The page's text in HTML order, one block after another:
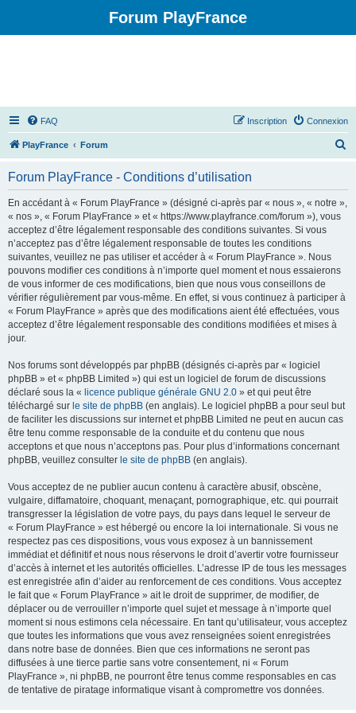
Forum PlayFrance
FAQ Connexion
Inscription
PlayFrance Forum
Forum PlayFrance - Conditions d’utilisation
En accédant à « Forum PlayFrance » (désigné ci-après par « nous », « notre »,
« nos », « Forum PlayFrance » et « https://www.playfrance.com/forum »), vous
acceptez d’être légalement responsable des conditions suivantes. Si vous
n’acceptez pas d’être légalement responsable de toutes les conditions
suivantes, veuillez ne pas utiliser et accéder à « Forum PlayFrance ». Nous
pouvons modifier ces conditions à n’importe quel moment et nous essaierons
de vous informer de ces modifications, bien que nous vous conseillons de
vérifier régulièrement par vous-même. En effet, si vous continuez à participer à
« Forum PlayFrance » après que des modifications aient été effectuées, vous
acceptez d’être légalement responsable des conditions modifiées et mises à
jour.
Nos forums sont développés par phpBB (désignés ci-après par « logiciel
phpBB » et « phpBB Limited ») qui est un logiciel de forum de discussions
déclaré sous la « licence publique générale GNU 2.0 » et qui peut être
téléchargé sur le site de phpBB (en anglais). Le logiciel phpBB a pour seul but
de faciliter les discussions sur internet et phpBB Limited ne peut en aucun cas
être tenu comme responsable de la conduite et du contenu que nous
acceptons et que nous n’acceptons pas. Pour plus d’informations concernant
phpBB, veuillez consulter le site de phpBB (en anglais).
Vous acceptez de ne publier aucun contenu à caractère abusif, obscène,
vulgaire, diffamatoire, choquant, menaçant, pornographique, etc. qui pourrait
transgresser la législation de votre pays, du pays dans lequel le serveur de
« Forum PlayFrance » est hébergé ou encore la loi internationale. Si vous ne
respectez pas ces dispositions, vous vous exposez à un bannissement
immédiat et définitif et nous nous réservons le droit d’avertir votre fournisseur
d’accès à internet et les autorités officielles. L’adresse IP de tous les messages
est enregistrée afin d’aider au renforcement de ces conditions. Vous acceptez
le fait que « Forum PlayFrance » ait le droit de supprimer, de modifier, de
déplacer ou de verrouiller n’importe quel sujet et message à n’importe quel
moment si nous estimons cela nécessaire. En tant qu’utilisateur, vous acceptez
que toutes les informations que vous avez renseignées soient enregistrées
dans notre base de données. Bien que ces informations ne seront pas
diffusées à une tierce partie sans votre consentement, ni « Forum
PlayFrance », ni phpBB, ne pourront être tenus comme responsables en cas
de tentative de piratage informatique visant à compromettre vos données.